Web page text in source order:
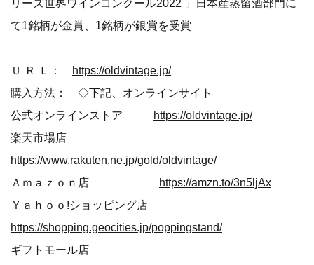
リーズ世界ワインコンクール2022 」日本産蒸留酒部門に
て1銘柄が金賞、1銘柄が銀賞を受賞
Ｕ Ｒ Ｌ：
https://oldvintage.jp/
購入方法： ◇下記、オンラインサイト
公式オンラインストア
https://oldvintage.jp/
楽天市場店
https://www.rakuten.ne.jp/gold/oldvintage/
Ａｍａｚｏｎ店
https://amzn.to/3n5ljAx
Ｙａｈｏｏ!ショッピング店
https://shopping.geocities.jp/poppingstand/
ギフトモール店